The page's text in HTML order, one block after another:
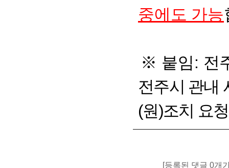
중에도 가능
※ 붙임: 전
전주시 관내
(원)조치 요청
[등록된 댓글 0개